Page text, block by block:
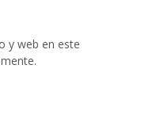
y web en este